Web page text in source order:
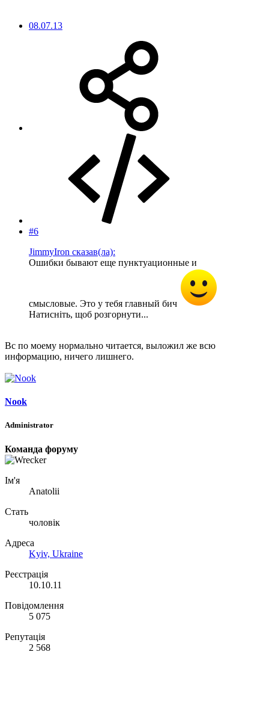
08.07.13
#6
JimmyIron сказав(ла):
Ошибки бывают еще пунктуационные и
смысловые. Это у тебя главный бич
Натисніть, щоб розгорнути...
Вс по моему нормально читается, выложил же всю
информацию, ничего лишнего.
Nook
Administrator
Команда форуму
Ім'я
Anatolii
Стать
чоловік
Адреса
Kyiv, Ukraine
Реєстрація
10.10.11
Повідомлення
5 075
Репутація
2 568